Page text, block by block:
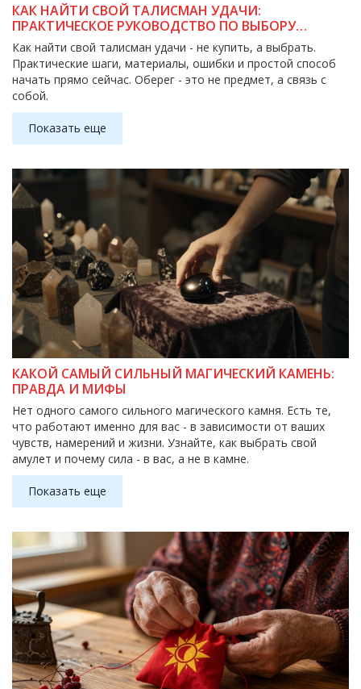
КАК НАЙТИ СВОЙ ТАЛИСМАН УДАЧИ:
ПРАКТИЧЕСКОЕ РУКОВОДСТВО ПО ВЫБОРУ
ЛИЧНОГО ОБЕРЕГА
Как найти свой талисман удачи - не купить, а выбрать.
Практические шаги, материалы, ошибки и простой способ
начать прямо сейчас. Оберег - это не предмет, а связь с
собой.
Показать еще
КАКОЙ САМЫЙ СИЛЬНЫЙ МАГИЧЕСКИЙ КАМЕНЬ:
ПРАВДА И МИФЫ
Нет одного самого сильного магического камня. Есть те,
что работают именно для вас - в зависимости от ваших
чувств, намерений и жизни. Узнайте, как выбрать свой
амулет и почему сила - в вас, а не в камне.
Показать еще